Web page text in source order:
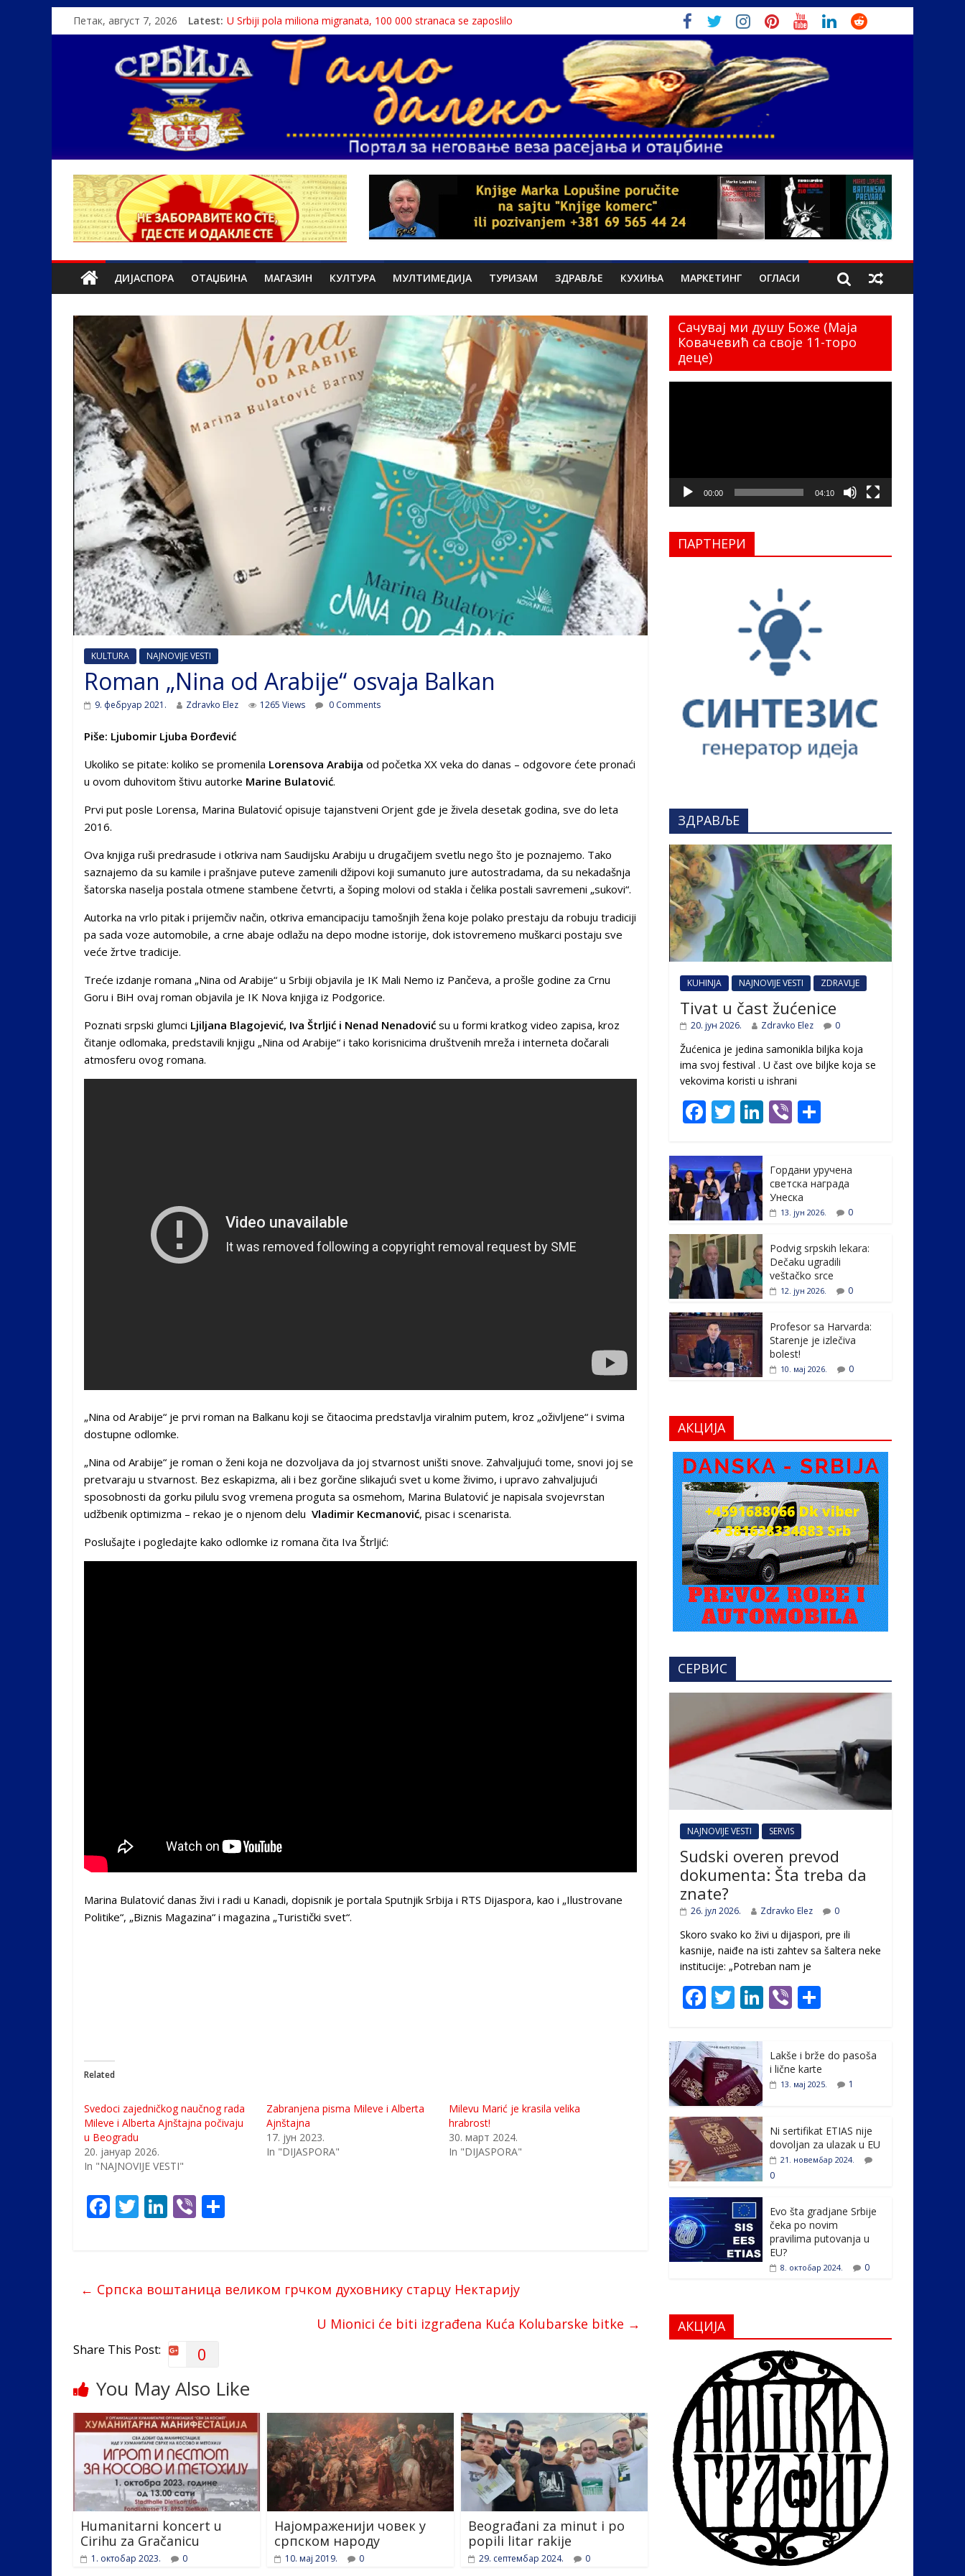
Петак, август 7, 2026 Latest: U Srbiji pola miliona migranata, 100 000 stranaca se zaposlilo
Како је „Господар књига“ проглашен народним непријатељем
Čije je pravo na istinu o Nikoli Tesli?
Srbin zaspao na Dunavu, reka ga odnela u Rumuniju
Politika i seks glavne teme srpskih medija
ДИЈАСПОРА ОТАЏБИНА МАГАЗИН КУЛТУРА МУЛТИМЕДИЈА ТУРИЗАМ ЗДРАВЉЕ КУХИЊА МАРКЕТИНГ ОГЛАСИ
KULTURA NAJNOVIJE VESTI
Roman „Nina od Arabije“ osvaja Balkan
9. фебруар 2021. Zdravko Elez 1265 Views 0 Comments
Piše: Ljubomir Ljuba Đorđević
Ukoliko se pitate: koliko se promenila Lorensova Arabija od početka XX veka do danas – odgovore ćete pronaći
u ovom duhovitom štivu autorke Marine Bulatović.
Prvi put posle Lorensa, Marina Bulatović opisuje tajanstveni Orjent gde je živela desetak godina, sve do leta
2016.
Ova knjiga ruši predrasude i otkriva nam Saudijsku Arabiju u drugačijem svetlu nego što je poznajemo. Tako
saznajemo da su kamile i prašnjave puteve zamenili džipovi koji sumanuto jure autostradama, da su nekadašnja
šatorska naselja postala otmene stambene četvrti, a šoping molovi od stakla i čelika postali savremeni „sukovi“.
Autorka na vrlo pitak i prijemčiv način, otkriva emancipaciju tamošnjih žena koje polako prestaju da robuju tradiciji
pa sada voze automobile, a crne abaje odlažu na depo modne istorije, dok istovremeno muškarci postaju sve
veće žrtve tradicije.
Treće izdanje romana „Nina od Arabije“ u Srbiji objavila je IK Mali Nemo iz Pančeva, a prošle godine za Crnu
Goru i BiH ovaj roman objavila je IK Nova knjiga iz Podgorice.
Poznati srpski glumci Ljiljana Blagojević, Iva Štrljić i Nenad Nenadović su u formi kratkog video zapisa, kroz
čitanje odlomaka, predstavili knjigu „Nina od Arаbije“ i tako korisnicima društvenih mreža i interneta dočarali
atmosferu ovog romana.
„Nina od Arabije“ je prvi roman na Balkanu koji se čitaocima predstavlja viralnim putem, kroz „oživljene“ i svima
dostupne odlomke.
„Nina od Arabije“ je roman o ženi koja ne dozvoljava da joj stvarnost uništi snove. Zahvaljujući tome, snovi joj se
pretvaraju u stvarnost. Bez eskapizma, ali i bez gorčine slikajući svet u kome živimo, i upravo zahvaljujući
sposobnosti da gorku pilulu svog vremena proguta sa osmehom, Marina Bulatović je napisala svojevrstan
udžbenik optimizma – rekao je o njenom delu Vladimir Kecmanović, pisac i scenarista.
Poslušajte i pogledajte kako odlomke iz romana čita Iva Štrljić:
Marina Bulatović danas živi i radi u Kanadi, dopisnik je portala Sputnjik Srbija i RTS Dijaspora, kao i „Ilustrovane
Politike“, „Biznis Magazina“ i magazina „Turistički svet“.
Related
Svedoci zajedničkog naučnog rada
Mileve i Alberta Ajnštajna počivaju
u Beogradu
20. јануар 2026.
In "NAJNOVIJE VESTI"
Zabranjena pisma Mileve i Alberta
Ajnštajna
17. јун 2023.
In "DIJASPORA"
Milevu Marić je krasila velika
hrabrost!
30. март 2024.
In "DIJASPORA"
F
o
k
T Li
dI
Vi
← Српска воштаница великом грчком духовнику старцу Нектарију
U Mionici će biti izgrađena Kuća Kolubarske bitke →
Share This Post: 0
You May Also Like
Humanitarni koncert u
Cirihu za Gračanicu
1. октобар 2023. 0
Најомраженији човек у
српском народу
10. мај 2019. 0
Beograđani za minut i po
popili litar rakije
29. септембар 2024. 0
Сачувај ми душу Боже (Маја
Ковачевић са своје 11-торо
деце)
00:00 04:10
ПАРТНЕРИ
ЗДРАВЉЕ
KUHINJA NAJNOVIJE VESTI ZDRAVLJE
Tivat u čast žućenice
20. јун 2026. Zdravko Elez 0
Žućenica je jedina samonikla biljka koja
ima svoj festival . U čast ovе biljke koja se
vekovima koristi u ishrani
F
e
b
o
o
k
T
itt
er
Li
e
dI
n
Vi
e
Гордани уручена
светска награда
Унеска
13. јун 2026. 0
Podvig srpskih lekara:
Dečaku ugradili
veštačko srce
12. јун 2026. 0
Profesor sa Harvarda:
Starenje je izlečiva
bolest!
10. мај 2026. 0
АКЦИЈА
СЕРВИС
NAJNOVIJE VESTI SERVIS
Sudski overen prevod
dokumenta: Šta treba da
znate?
26. јул 2026. Zdravko Elez 0
Skoro svako ko živi u dijaspori, pre ili
kasnije, naiđe na isti zahtev sa šaltera neke
institucije: „Potreban nam je
F
e
b
o
o
k
T
itt
er
Li
e
dI
Vi
er ar
e
Lakše i brže do pasoša
i lične karte
13. мај 2025. 1
Ni sertifikat ETIAS nije
dovoljan za ulazak u EU
21. новембар 2024.
0
Evo šta gradjane Srbije
čeka po novim
pravilima putovanja u
EU?
8. октобар 2024. 0
АКЦИЈА